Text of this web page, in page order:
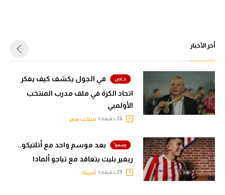
أخر الأخبار
في الجول يكشف كيف يفكر
اتحاد الكرة في ملف مدرب المنتخب
الأولمبي
منتخب مصر
بعد موسم واحد مع أتلتيكو..
ريفير بليت يتعاقد مع تياجو ألمادا
أمريكا